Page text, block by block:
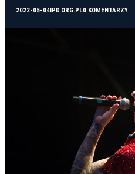
2022-05-04 IPD.ORG.PL0 KOMENTARZY